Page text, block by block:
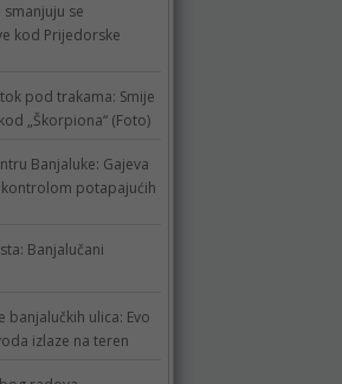
se
kod Prijedorske
pod trakama: Smije
„Škorpiona“ (Foto)
Banjaluke: Gajeva
potapajućih
Banjalučani
banjalučkih ulica: Evo
izlaze na teren